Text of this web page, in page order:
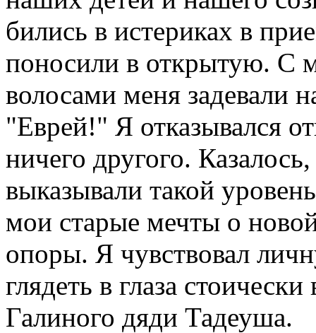
бились в истериках в
поносили в открытую.
волосами меня задевали
"Еврей!" Я отказывался
ничего другого.
выказывали такой
мои старые мечты о
опоры. Я чувствовал
глядеть в глаза
Галиного дяди Тадеуша.